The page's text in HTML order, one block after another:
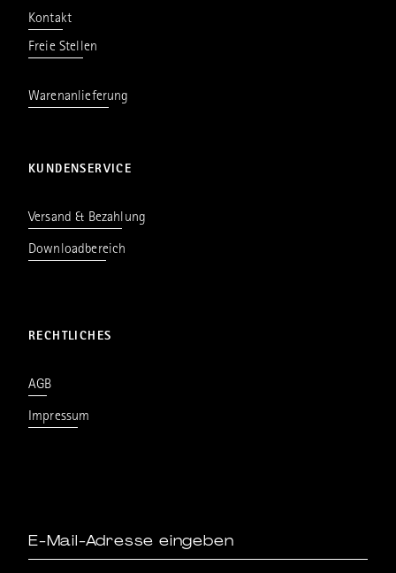
Kontakt
Freie Stellen
Warenanlieferung
KUNDENSERVICE
Versand & Bezahlung
Downloadbereich
RECHTLICHES
AGB
Impressum